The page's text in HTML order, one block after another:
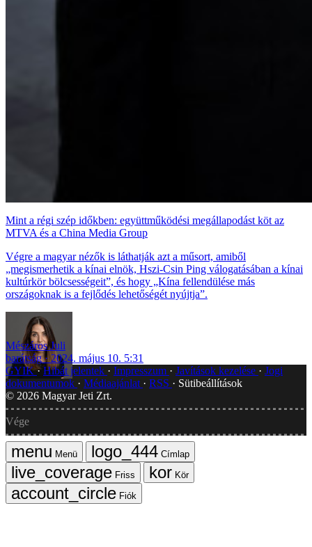
Mint a régi szép időkben: együttműködési megállapodást köt az
MTVA és a China Media Group
Végre a magyar nézők is láthatják azt a műsort, amiből
„megismerhetik a kínai elnök, Hszi-Csin Ping válogatásában a kínai
kultúrkör bölcsességeit”, és hogy „Kína fellendülése más
országoknak is a fejlődés lehetőségét nyújtja”.
Mészáros Juli
barátság
2024. május 10. 5:31
GYIK Hibát jelentek Impresszum Javítások kezelése
Jogi
dokumentumok
Médiaajánlat RSS
Sütibeállítások
© 2026 Magyar Jeti Zrt.
Vége
Menü
Címlap
Friss
Kör
Fiók